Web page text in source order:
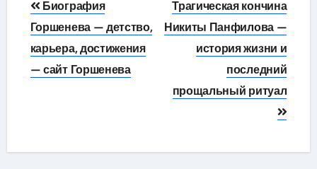
по
записям
Биография
Горшенева — детство,
карьера, достижения
— сайт Горшенева
Трагическая кончина
Никиты Панфилова —
история жизни и
последний
прощальный ритуал